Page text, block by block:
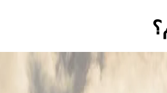
مصانع الجعة المميزة إلى الخلوات
المناظر الطبيعية والثقافية الجميلة.